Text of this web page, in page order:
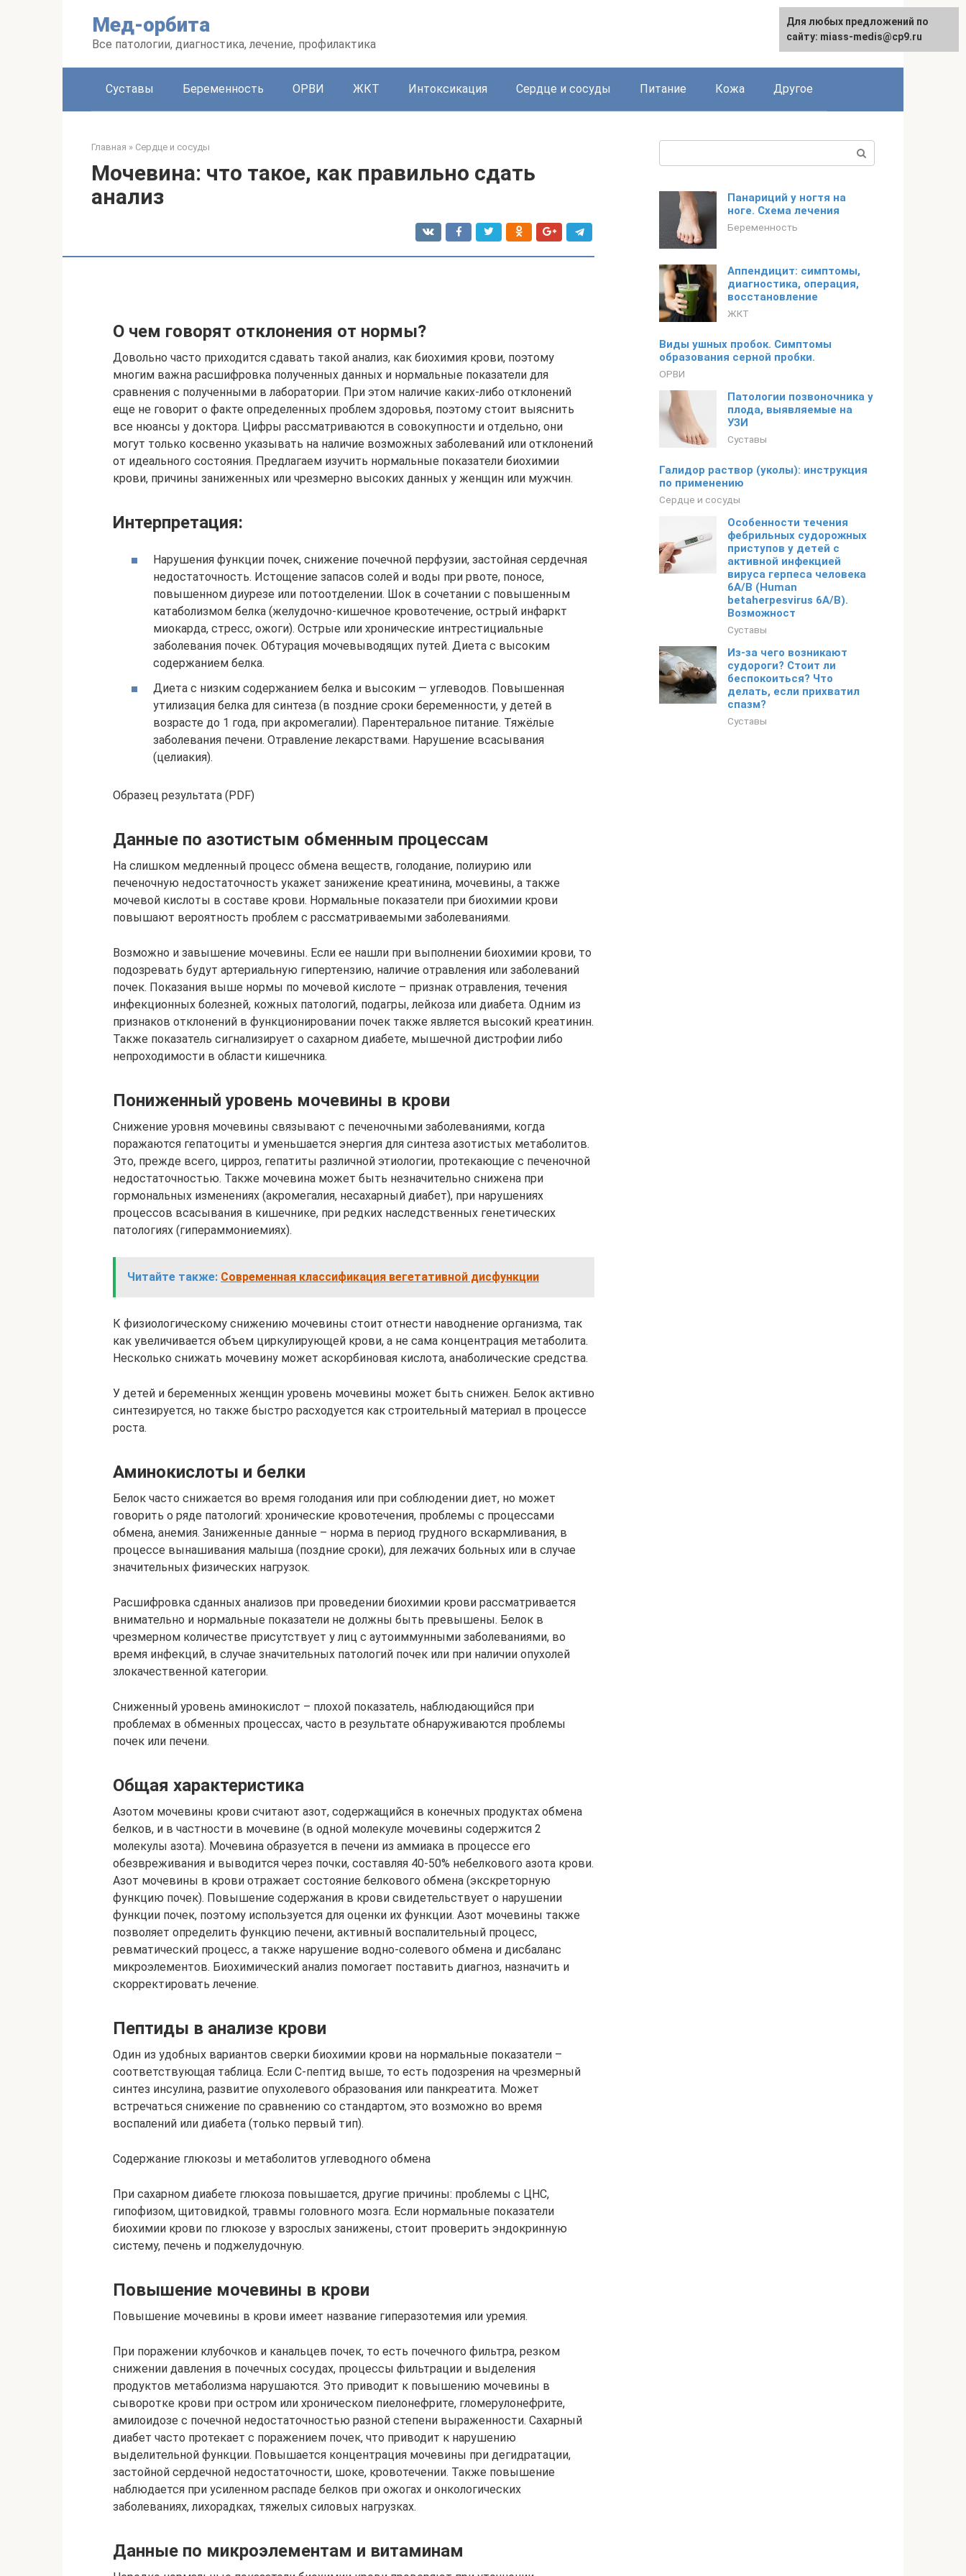
Мед-орбита
Все патологии, диагностика, лечение, профилактика
Суставы Беременность ОРВИ ЖКТ Интоксикация Сердце и сосуды Питание Кожа Другое
Главная » Сердце и сосуды
Мочевина: что такое, как правильно сдать
анализ
О чем говорят отклонения от нормы?
Довольно часто приходится сдавать такой анализ, как биохимия крови, поэтому
многим важна расшифровка полученных данных и нормальные показатели для
сравнения с полученными в лаборатории. При этом наличие каких-либо отклонений
еще не говорит о факте определенных проблем здоровья, поэтому стоит выяснить
все нюансы у доктора. Цифры рассматриваются в совокупности и отдельно, они
могут только косвенно указывать на наличие возможных заболеваний или отклонений
от идеального состояния. Предлагаем изучить нормальные показатели биохимии
крови, причины заниженных или чрезмерно высоких данных у женщин или мужчин.
Интерпретация:
Нарушения функции почек, снижение почечной перфузии, застойная сердечная
недостаточность. Истощение запасов солей и воды при рвоте, поносе,
повышенном диурезе или потоотделении. Шок в сочетании с повышенным
катаболизмом белка (желудочно-кишечное кровотечение, острый инфаркт
миокарда, стресс, ожоги). Острые или хронические интрестициальные
заболевания почек. Обтурация мочевыводящих путей. Диета с высоким
содержанием белка.
Диета с низким содержанием белка и высоким — углеводов. Повышенная
утилизация белка для синтеза (в поздние сроки беременности, у детей в
возрасте до 1 года, при акромегалии). Парентеральное питание. Тяжёлые
заболевания печени. Отравление лекарствами. Нарушение всасывания
(целиакия).
Образец результата (PDF)
Данные по азотистым обменным процессам
На слишком медленный процесс обмена веществ, голодание, полиурию или
печеночную недостаточность укажет занижение креатинина, мочевины, а также
мочевой кислоты в составе крови. Нормальные показатели при биохимии крови
повышают вероятность проблем с рассматриваемыми заболеваниями.
Возможно и завышение мочевины. Если ее нашли при выполнении биохимии крови, то
подозревать будут артериальную гипертензию, наличие отравления или заболеваний
почек. Показания выше нормы по мочевой кислоте – признак отравления, течения
инфекционных болезней, кожных патологий, подагры, лейкоза или диабета. Одним из
признаков отклонений в функционировании почек также является высокий креатинин.
Также показатель сигнализирует о сахарном диабете, мышечной дистрофии либо
непроходимости в области кишечника.
Пониженный уровень мочевины в крови
Снижение уровня мочевины связывают с печеночными заболеваниями, когда
поражаются гепатоциты и уменьшается энергия для синтеза азотистых метаболитов.
Это, прежде всего, цирроз, гепатиты различной этиологии, протекающие с печеночной
недостаточностью. Также мочевина может быть незначительно снижена при
гормональных изменениях (акромегалия, несахарный диабет), при нарушениях
процессов всасывания в кишечнике, при редких наследственных генетических
патологиях (гипераммониемиях).
Читайте также: Современная классификация вегетативной дисфункции
К физиологическому снижению мочевины стоит отнести наводнение организма, так
как увеличивается объем циркулирующей крови, а не сама концентрация метаболита.
Несколько снижать мочевину может аскорбиновая кислота, анаболические средства.
У детей и беременных женщин уровень мочевины может быть снижен. Белок активно
синтезируется, но также быстро расходуется как строительный материал в процессе
роста.
Аминокислоты и белки
Белок часто снижается во время голодания или при соблюдении диет, но может
говорить о ряде патологий: хронические кровотечения, проблемы с процессами
обмена, анемия. Заниженные данные – норма в период грудного вскармливания, в
процессе вынашивания малыша (поздние сроки), для лежачих больных или в случае
значительных физических нагрузок.
Расшифровка сданных анализов при проведении биохимии крови рассматривается
внимательно и нормальные показатели не должны быть превышены. Белок в
чрезмерном количестве присутствует у лиц с аутоиммунными заболеваниями, во
время инфекций, в случае значительных патологий почек или при наличии опухолей
злокачественной категории.
Сниженный уровень аминокислот – плохой показатель, наблюдающийся при
проблемах в обменных процессах, часто в результате обнаруживаются проблемы
почек или печени.
Общая характеристика
Азотом мочевины крови считают азот, содержащийся в конечных продуктах обмена
белков, и в частности в мочевине (в одной молекуле мочевины содержится 2
молекулы азота). Мочевина образуется в печени из аммиака в процессе его
обезвреживания и выводится через почки, составляя 40-50% небелкового азота крови.
Азот мочевины в крови отражает состояние белкового обмена (экскреторную
функцию почек). Повышение содержания в крови свидетельствует о нарушении
функции почек, поэтому используется для оценки их функции. Азот мочевины также
позволяет определить функцию печени, активный воспалительный процесс,
ревматический процесс, а также нарушение водно-солевого обмена и дисбаланс
микроэлементов. Биохимический анализ помогает поставить диагноз, назначить и
скорректировать лечение.
Пептиды в анализе крови
Один из удобных вариантов сверки биохимии крови на нормальные показатели –
соответствующая таблица. Если С-пептид выше, то есть подозрения на чрезмерный
синтез инсулина, развитие опухолевого образования или панкреатита. Может
встречаться снижение по сравнению со стандартом, это возможно во время
воспалений или диабета (только первый тип).
Содержание глюкозы и метаболитов углеводного обмена
При сахарном диабете глюкоза повышается, другие причины: проблемы с ЦНС,
гипофизом, щитовидкой, травмы головного мозга. Если нормальные показатели
биохимии крови по глюкозе у взрослых занижены, стоит проверить эндокринную
систему, печень и поджелудочную.
Повышение мочевины в крови
Повышение мочевины в крови имеет название гиперазотемия или уремия.
При поражении клубочков и канальцев почек, то есть почечного фильтра, резком
снижении давления в почечных сосудах, процессы фильтрации и выделения
продуктов метаболизма нарушаются. Это приводит к повышению мочевины в
сыворотке крови при остром или хроническом пиелонефрите, гломерулонефрите,
амилоидозе с почечной недостаточностью разной степени выраженности. Сахарный
диабет часто протекает с поражением почек, что приводит к нарушению
выделительной функции. Повышается концентрация мочевины при дегидратации,
застойной сердечной недостаточности, шоке, кровотечении. Также повышение
наблюдается при усиленном распаде белков при ожогах и онкологических
заболеваниях, лихорадках, тяжелых силовых нагрузках.
Данные по микроэлементам и витаминам
Панариций у ногтя на
ноге. Схема лечения
Беременность
Аппендицит: симптомы,
диагностика, операция,
восстановление
ЖКТ
Виды ушных пробок. Симптомы
образования серной пробки.
ОРВИ
Патологии позвоночника у
плода, выявляемые на
УЗИ
Суставы
Галидор раствор (уколы): инструкция
по применению
Сердце и сосуды
Особенности течения
фебрильных судорожных
приступов у детей с
активной инфекцией
вируса герпеса человека
6А/В (Human
betaherpesvirus 6A/В).
Возможност
Суставы
Из-за чего возникают
судороги? Стоит ли
беспокоиться? Что
делать, если прихватил
спазм?
Суставы
Для любых предложений по
сайту: miass-medis@cp9.ru